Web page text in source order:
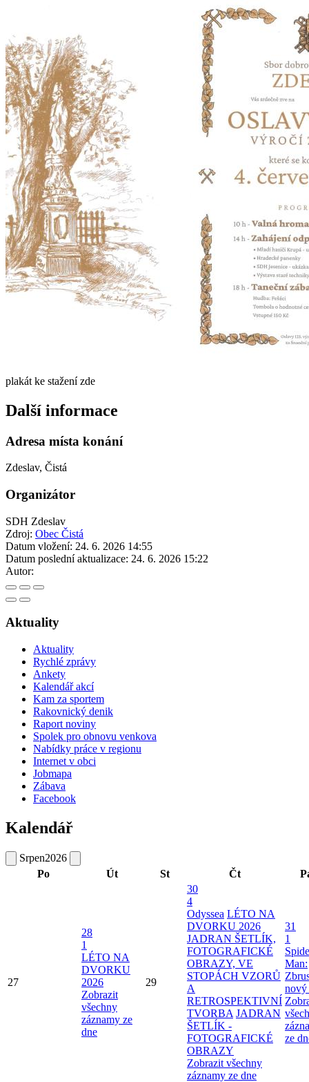
plakát ke stažení zde
Další informace
Adresa místa konání
Zdeslav, Čistá
Organizátor
SDH Zdeslav
Zdroj: Obec Čistá
Datum vložení: 24. 6. 2026 14:55
Datum poslední aktualizace: 24. 6. 2026 15:22
Autor:
Aktuality
Aktuality
Rychlé zprávy
Ankety
Kalendář akcí
Kam za sportem
Rakovnický denik
Raport noviny
Spolek pro obnovu venkova
Nabídky práce v regionu
Internet v obci
Jobmapa
Zábava
Facebook
Kalendář
Srpen2026
Po
Út St Čt
27
28
1
LÉTO NA
DVORKU
2026
Zobrazit
všechny
záznamy ze
dne
29
30
4
Odyssea LÉTO NA
DVORKU 2026
JADRAN ŠETLÍK,
FOTOGRAFICKÉ
OBRAZY, VE
STOPÁCH VZORŮ
A
RETROSPEKTIVNÍ
TVORBA JADRAN
ŠETLÍK -
FOTOGRAFICKÉ
OBRAZY
Zobrazit všechny
záznamy ze dne
31
1
Man:
nový
ze